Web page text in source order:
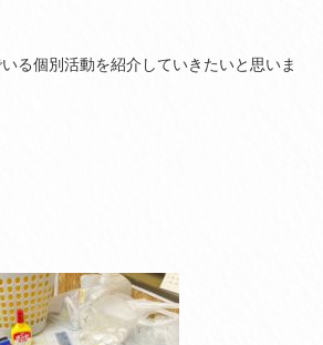
る個別活動を紹介していきたいと思いま